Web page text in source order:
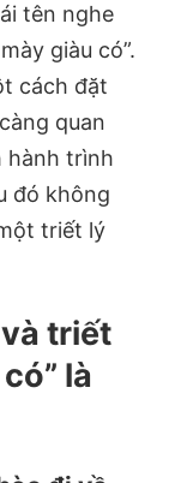
tên nghe
giàu có”.
cách đặt
quan
hành trình
đó không
triết lý
triết
là